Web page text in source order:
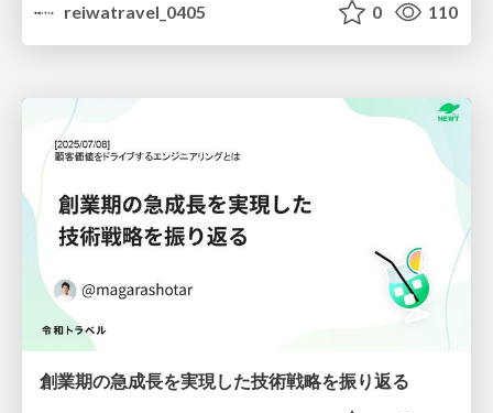
reiwatravel_0405
0 110
創業期の急成長を実現した技術戦略を振り返る